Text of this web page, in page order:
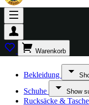
Warenkorb
Bekleidung
Schuhe Show
Rucksäcke &